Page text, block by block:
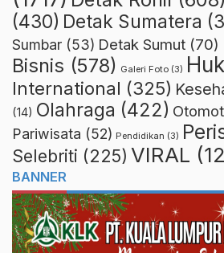
(430) Detak Sumatera
Sumbar (53) Detak Sumut (70)
Bisnis (578) Galeri Foto (3)
International (325)
(14) Olahraga (422)
Pariwisata (52) Pendidikan (3)
Selebriti (225) VIRAL
BANNER